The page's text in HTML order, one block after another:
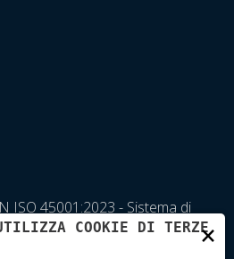
ISO 45001:2023 - Sistema di
Lavoro
×
COOKIE DI TERZE